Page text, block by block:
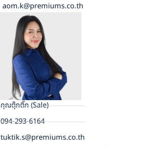
aom.k@premiums.co.th
คุณตุ๊กติ๊ก (Sale)
094-293-6164
tuktik.s@premiums.co.th